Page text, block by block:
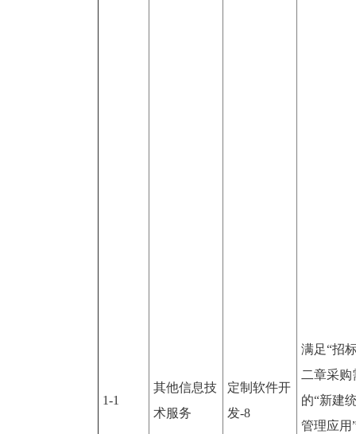
1-1
其他信息技
术服务
定制软件开
发-8
满足“招
二章采购
的“新建
管理应用